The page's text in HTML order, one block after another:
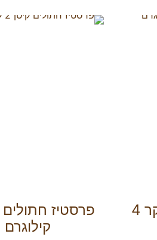
הפי קט סטרלייז בקר 4
קילוגרם